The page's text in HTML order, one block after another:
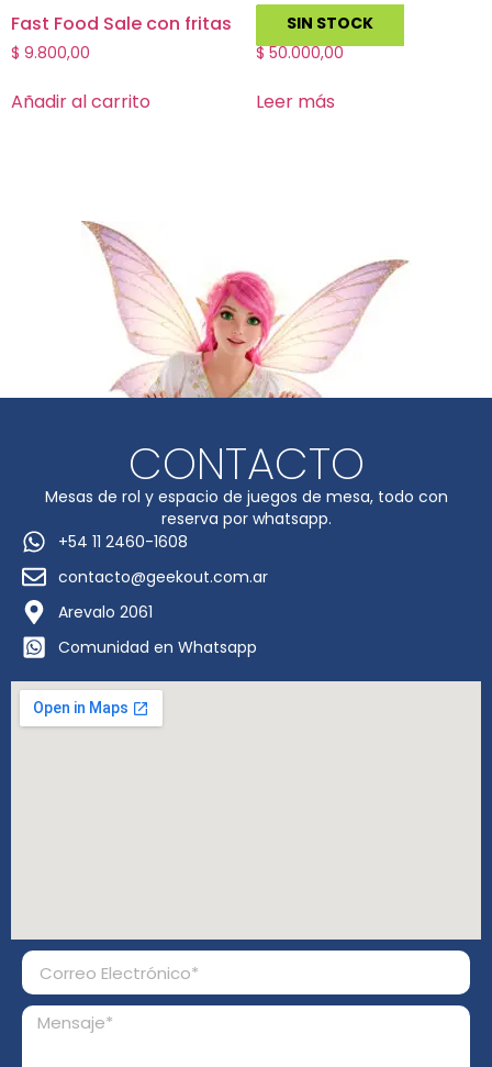
Fast Food Sale con fritas
$ 9.800,00
Añadir al carrito
SIN STOCK
Tsukiji
$50.000,00
Leer más
CONTACTO
Mesas de rol y espacio de juegos de mesa, todo con
reserva por whatsapp.
+54 11 2460-1608
contacto@geekout.com.ar
Arevalo 2061
Comunidad en Whatsapp